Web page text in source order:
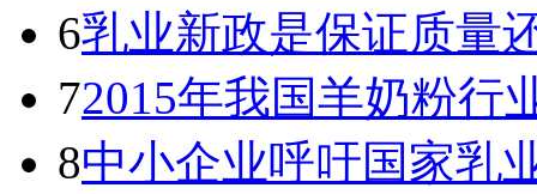
6乳业新政是保证质量
72015年我国羊奶粉行
8中小企业呼吁国家乳